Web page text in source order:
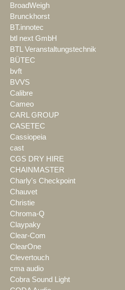
BroadWeigh
Brunckhorst
BT.innotec
btl next GmbH
BTL Veranstaltungstechnik
BÜTEC
bvft
BVVS
Calibre
Cameo
CARL GROUP
CASETEC
Cassiopeia
cast
CGS DRY HIRE
CHAINMASTER
Charly's Checkpoint
Chauvet
Christie
Chroma-Q
Claypaky
Clear-Com
ClearOne
Clevertouch
cma audio
Cobra Sound Light